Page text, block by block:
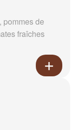
pommes de
fraîches